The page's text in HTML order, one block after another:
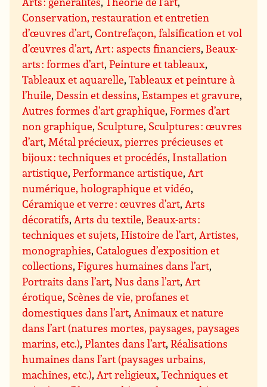
Conservation, restauration et entretien
d’œuvres d’art,Contrefaçon, falsification et vol
d’œuvres d’art,Art : aspects financiers, Beaux-
arts : formes d’art,Peinture et tableaux,
Tableaux et aquarelle,Tableaux et peinture à
l’huile,Dessin et dessins,Estampes et gravure,
Autres formes d’art graphique,Formes d’art
non graphique, Sculpture, Sculptures : œuvres
d’art,Métal précieux, pierres précieuses et
bijoux : techniques et procédés, Installation
artistique,Performance artistique,Art
numérique, holographique et vidéo,
Céramique et verre : œuvres d’art,Arts
décoratifs,Arts du textile, Beaux-arts :
techniques et sujets,Histoire de l’art,Artistes,
monographies,Catalogues d’exposition et
collections,Figures humaines dans l’art,
Portraits dans l’art,Nus dans l’art,Art
érotique, Scènes de vie, profanes et
domestiques dans l’art,Animaux et nature
dans l’art (natures mortes, paysages, paysages
marins, etc.),Plantes dans l’art,Réalisations
humaines dans l’art (paysages urbains,
machines, etc.),Art religieux,Techniques et